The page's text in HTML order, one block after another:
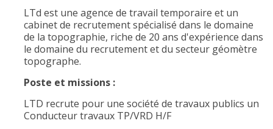
LTd est une agence de travail temporaire et un
cabinet de recrutement spécialisé dans le domaine
de la topographie, riche de 20 ans d'expérience dans
le domaine du recrutement et du secteur géomètre
topographe.
Poste et missions :
LTD recrute pour une société de travaux publics un
Conducteur travaux TP/VRD H/F